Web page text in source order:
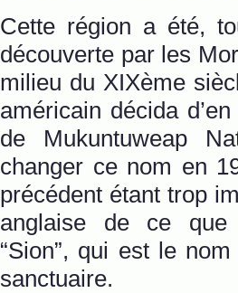
Cette région a été,
découverte par les
milieu du XIXème
américain décida
de Mukuntuweap
changer ce nom en
précédent étant trop
anglaise de ce que
“Sion”, qui est le
sanctuaire.